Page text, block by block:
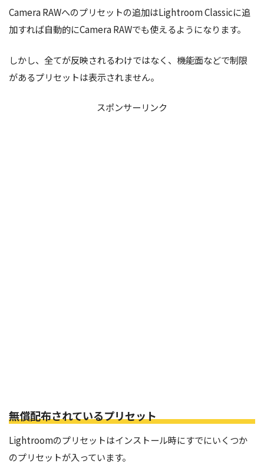
Camera RAWへのプリセットの追加はLightroom Classicに追
加すれば自動的にCamera RAWでも使えるようになります。
しかし、全てが反映されるわけではなく、機能面などで制限
があるプリセットは表示されません。
スポンサーリンク
無償配布されているプリセット
Lightroomのプリセットはインストール時にすでにいくつか
のプリセットが入っています。